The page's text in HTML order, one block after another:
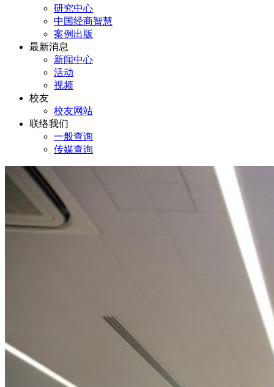
研究中心
中国经商智慧
案例出版
最新消息
新闻中心
活动
视频
校友
校友网站
联络我们
一般查询
传媒查询